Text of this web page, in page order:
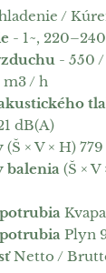
/
- 1~,
- 550
m3 / h
dB(A)
(Š × V × H)
balenia (Š × V
Plyn
Netto /